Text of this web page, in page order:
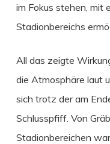
im Fokus stehen, mit
Stadionbereichs
All das zeigte
die Atmosphäre laut
sich trotz der am
Schlusspfiff. Von
Stadionbereichen